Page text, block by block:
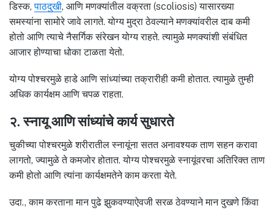
डिस्क,पाठदुखी, आणि मणक्यांतील वक्रता (scoliosis) यासारख्या
समस्यांना सामोरे जावे लागते. योग्य मुद्रा ठेवल्याने मणक्यांवरील दाब कमी
होतो आणि त्याचे नैसर्गिक संरेखन योग्य राहते. त्यामुळे मणक्यांशी संबंधित
आजार होण्याचा धोका टाळता येतो.
योग्य पोश्चरमुळे हाडे आणि सांध्यांच्या तक्रारीही कमी होतात. त्यामुळे तुम्ही
अधिक कार्यक्षम आणि चपळ राहता.
२. स्नायू आणि सांध्यांचे कार्य सुधारते
चुकीच्या पोश्चरमुळे शरीरातील स्नायूंना सतत अनावश्यक ताण सहन करावा
लागतो, ज्यामुळे ते कमजोर होतात. योग्य पोश्चरमुळे स्नायूंवरचा अतिरिक्त ताण
कमी होतो आणि त्यांना कार्यक्षमतेने काम करता येते.
उदा., काम करताना मान पुढे झुकवण्याऐवजी सरळ ठेवण्याने मान दुखणे किंवा